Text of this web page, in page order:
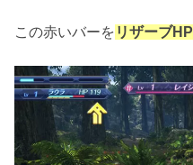
この赤いバーを リザーブHP